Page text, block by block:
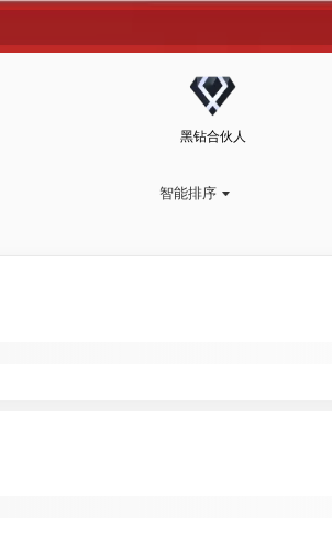
黑钻合伙人
智能排序 